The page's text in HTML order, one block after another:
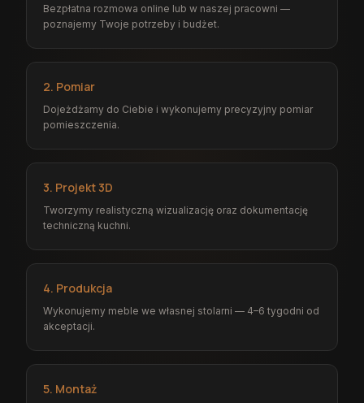
Bezpłatna rozmowa online lub w naszej pracowni —
poznajemy Twoje potrzeby i budżet.
2. Pomiar
Dojeżdżamy do Ciebie i wykonujemy precyzyjny pomiar
pomieszczenia.
3. Projekt 3D
Tworzymy realistyczną wizualizację oraz dokumentację
techniczną kuchni.
4. Produkcja
Wykonujemy meble we własnej stolarni — 4–6 tygodni od
akceptacji.
5. Montaż